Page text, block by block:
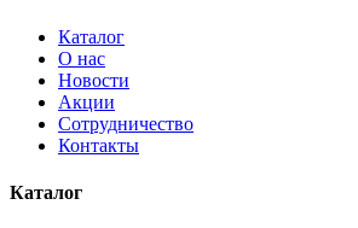
Каталог
О нас
Новости
Акции
Сотрудничество
Контакты
Каталог